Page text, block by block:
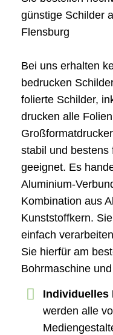
günstige Schilder
Flensburg
Bei uns erhalten
bedrucken
folierte Schilder,
drucken alle
stabil und bestens
geeignet. Es
Aluminium-
Kombination aus
Kunststoffkern.
einfach
Sie hierfür am
Bohrmaschine
Individuelles
werden alle